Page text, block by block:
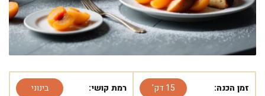
זמן הכנה: 15 דק' רמת קושי: בינוני